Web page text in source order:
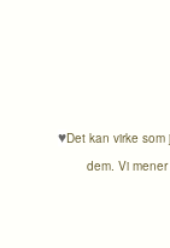
♥Det kan virke
dem. Vi